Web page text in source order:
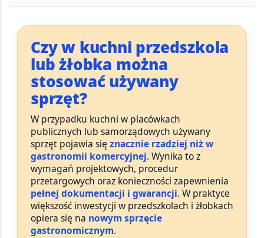
Czy w kuchni przedszkola
lub żłobka można
stosować używany
sprzęt?
W przypadku kuchni w placówkach
publicznych lub samorządowych używany
sprzęt pojawia się znacznie rzadziej niż w
gastronomii komercyjnej. Wynika to z
wymagań projektowych, procedur
przetargowych oraz konieczności zapewnienia
pełnej dokumentacji i gwarancji. W praktyce
większość inwestycji w przedszkolach i żłobkach
opiera się na nowym sprzęcie
gastronomicznym.